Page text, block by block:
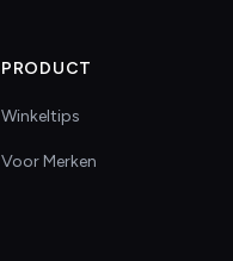
PRODUCT
Winkeltips
Voor Merken